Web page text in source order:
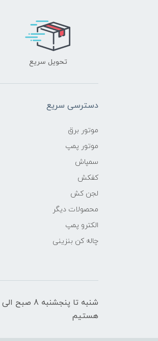
تحویل سریع
دسترسی سریع
موتور برق
موتور پمپ
سمپاش
کفکش
لجن کش
محصولات دیگر
الکترو پمپ
چاله کن بنزینی
هستیم